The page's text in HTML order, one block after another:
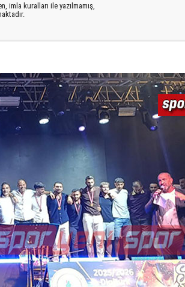
imla kuralları ile yazılmamış,